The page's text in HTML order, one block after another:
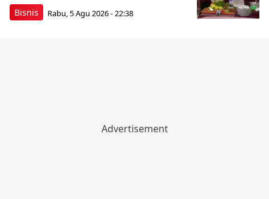
Bisnis Rabu, 5 Agu 2026 - 22:38